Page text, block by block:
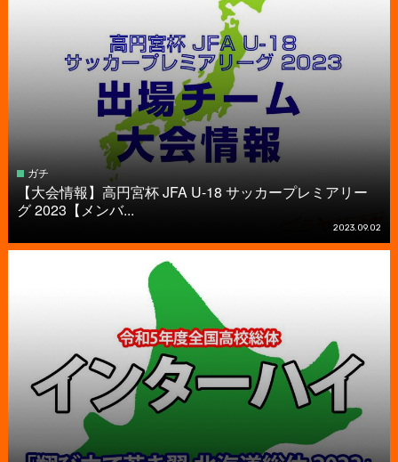
ガチ
【大会情報】高円宮杯 JFA U-18 サッカープレミアリー
グ 2023【メンバ...
2023.09.02